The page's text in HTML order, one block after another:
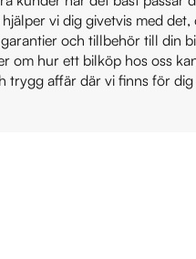
vi dig givetvis med
och tillbehör till din
om hur ett bilköp hos oss
trygg affär där vi finns för